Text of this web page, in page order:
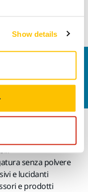
Show details
e il nostro team di
senza polvere
e lucidanti
e prodotti